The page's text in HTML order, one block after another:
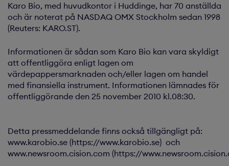
Karo Bio, med huvudkontor i Huddinge, har 70 anställda
och är noterat på NASDAQ OMX Stockholm sedan 1998
(Reuters: KARO.ST).
Informationen är sådan som Karo Bio kan vara skyldigt
att offentliggöra enligt lagen om
värdepappersmarknaden och/eller lagen om handel
med finansiella instrument. Informationen lämnades för
offentliggörande den 25 november 2010 kl.08:30.
Detta pressmeddelande finns också tillgängligt på:
www.karobio.se (https://www.karobio.se) och
www.newsroom.cision.com (https://